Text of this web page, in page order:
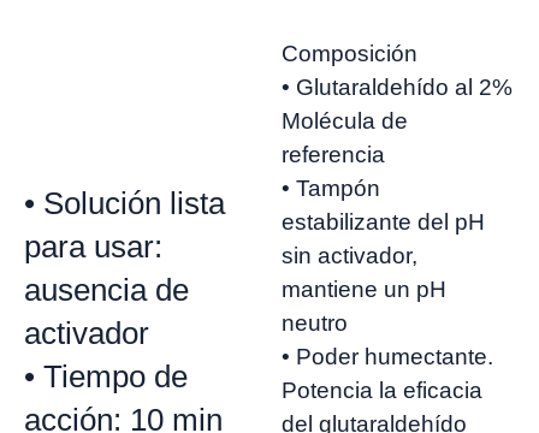
• Solución lista
para usar:
ausencia de
activador
• Tiempo de
acción: 10 min
Composición
• Glutaraldehído al 2%
Molécula de
referencia
• Tampón
estabilizante del pH
sin activador,
mantiene un pH
neutro
• Poder humectante.
Potencia la eficacia
del glutaraldehído